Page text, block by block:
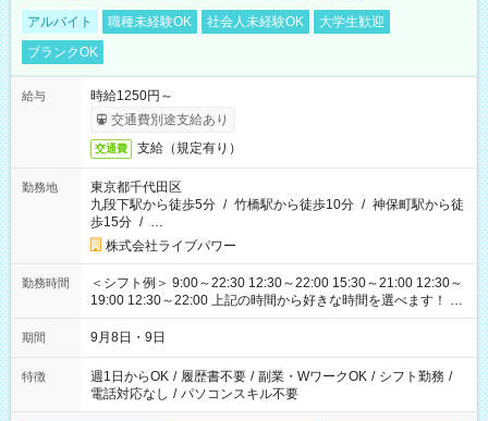
アルバイト 職種未経験OK 社会人未経験OK
大学生歓迎
ブランクOK
給与
時給1250円～
交通費別途支給あり
交通費 支給（規定有り）
勤務地
東京都千代田区
九段下駅から徒歩5分 / 竹橋駅から徒歩10分 / 神保町駅から徒
歩15分 / …
株式会社ライブパワー
勤務時間
＜シフト例＞ 9:00～22:30 12:30～22:00 15:30～21:00 12:30～
19:00 12:30～22:00 上記の時間から好きな時間を選べます！ ※
時間は変更となる可能性があります
期間 9月8日・9日
特徴 週1日からOK / 履歴書不要 / 副業・WワークOK / シフト勤務 /
電話対応なし / パソコンスキル不要